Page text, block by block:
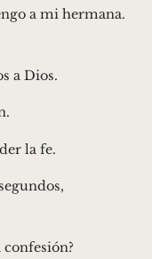
a mi hermana.
a Dios.
la fe.